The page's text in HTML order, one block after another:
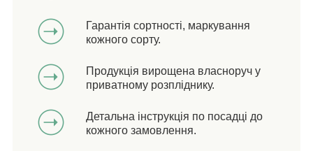
Гарантія сортності, маркування
кожного сорту.
Продукція вирощена власноруч у
приватному розпліднику.
Детальна інструкція по посадці до
кожного замовлення.